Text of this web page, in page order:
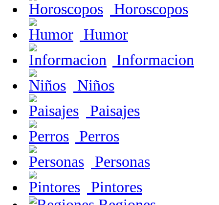
Horoscopos
Humor
Informacion
Niños
Paisajes
Perros
Personas
Pintores